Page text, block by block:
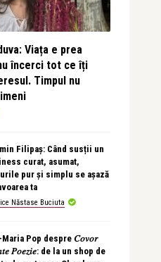
Viața e prea
încerci tot ce îți
Timpul nu
Filipaș: Când susții un
curat, asumat,
pur și simplu se așază
ta
Năstase Buciuta
Maria Pop despre 𝐶𝑜𝑣𝑜𝑟
𝑃𝑜𝑒𝑧𝑖𝑒: de la un shop de